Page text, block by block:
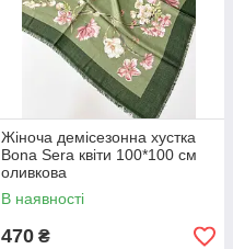
Жіноча демісезонна хустка
Bona Sera квіти 100*100 см
оливкова
В наявності
470 ₴